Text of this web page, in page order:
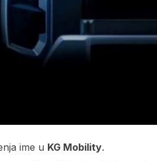
ime u KG Mobility.